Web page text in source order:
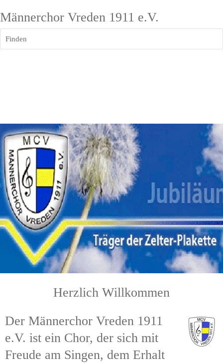
Männerchor Vreden 1911 e.V.
Finden
Herzlich Willkommen
Der Männerchor Vreden 1911
e.V. ist ein Chor, der sich mit
Freude am Singen, dem Erhalt